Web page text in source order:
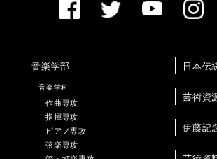
音楽学部
音楽学科
作曲専攻
指揮専攻
ピアノ専攻
弦楽専攻
日本伝
芸術資
伊藤記